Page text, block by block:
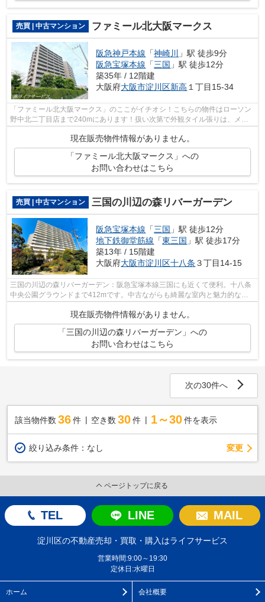
売買 | 中古マンション ファミール北大阪マークス
阪急神戸本線 「神崎川
」駅 徒歩9分
阪急宝塚本線 「三国 」駅 徒歩12分
築35年 / 12階建
大阪府大阪市淀川区新高 １丁目15-34
「ファミール北大阪マークス」のここがイチオシ！こちらの物件はローソン
野中北二丁目店まで240mにあります！扱い次第で外観タイル張りは、メン
テナンスフリーとなります！中古であり...
現在販売物件情報がありません。
「ファミール北大阪マークス」への
お問い合わせはこちら
売買 | 中古マンション 三国の川辺の森リバーガーデン
阪急宝塚本線 「三国 」駅 徒歩12分
地下鉄御堂筋線 「東三国 」駅 徒歩17分
築13年 / 15階建
大阪府大阪市淀川区十八条 ３丁目14-15
三国の川辺の森リバーガーデン：阪急宝塚本線三国にも近くて便利。十八条
中央公園グラウンドまで412mです。中古ながらも綺麗な室内と魅力的な住
現在販売物件情報がありません。
「三国の川辺の森リバーガーデン」への
お問い合わせはこちら
次の30件へ
該当物件数 36件 空き数 30 件 1～30 件を表示
絞り込み条件： なし 変更
ページトップに戻る
TEL LINE MAIL
淀川区の不動産売却・買取・購入はライフサービス
営業時間:9:00～19:30
定休日:水曜日
ホーム 会社概要